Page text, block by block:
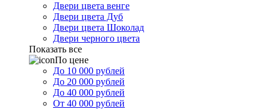
Двери цвета венге
Двери цвета Дуб
Двери цвета Шоколад
Двери черного цвета
Показать все
По цене
До 10 000 рублей
До 20 000 рублей
До 40 000 рублей
От 40 000 рублей